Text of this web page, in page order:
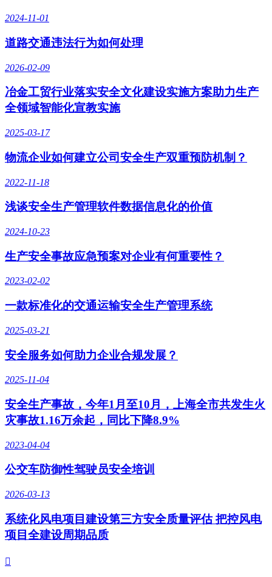
2024-11-01
道路交通违法行为如何处理
2026-02-09
冶金工贸行业落实安全文化建设实施方案助力生产
全领域智能化宣教实施
2025-03-17
物流企业如何建立公司安全生产双重预防机制？
2022-11-18
浅谈安全生产管理软件数据信息化的价值
2024-10-23
生产安全事故应急预案对企业有何重要性？
2023-02-02
一款标准化的交通运输安全生产管理系统
2025-03-21
安全服务如何助力企业合规发展？
2025-11-04
安全生产事故，今年1月至10月，上海全市共发生火
灾事故1.16万余起，同比下降8.9%
2023-04-04
公交车防御性驾驶员安全培训
2026-03-13
系统化风电项目建设第三方安全质量评估 把控风电
项目全建设周期品质
